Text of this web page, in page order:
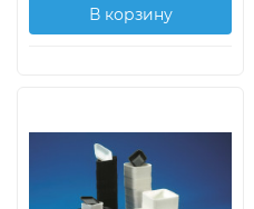
В корзину